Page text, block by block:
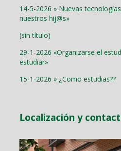
14-5-2026 » Nuevas
nuestros hij@s»
(sin título)
29-1-2026 «Organizarse el
estudiar»
15-1-2026 » ¿Como estudias??
Localización y